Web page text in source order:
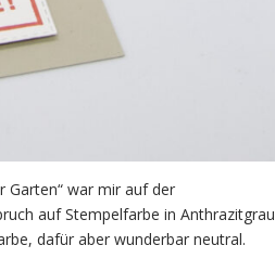
Garten“ war mir auf der
auf Stempelfarbe in Anthrazitgrau
dafür aber wunderbar neutral.